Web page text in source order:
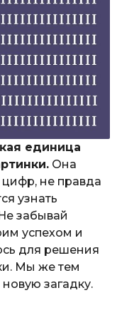
единица
Она
цифр, не правда
узнать
забывай
успехом и
для решения
Мы же тем
загадку.